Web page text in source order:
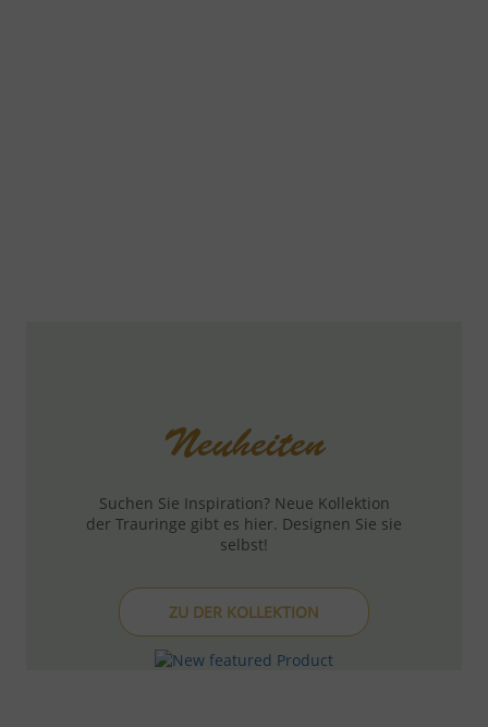
Neuheiten
Suchen Sie Inspiration? Neue Kollektion
der Trauringe gibt es hier. Designen Sie sie
selbst!
ZU DER KOLLEKTION